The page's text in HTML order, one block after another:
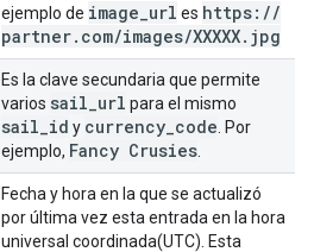
ejemplo de image url es https: //
partner. com/images/XXXXX. jpg
Es la clave secundaria que permite
varios sail url para el mismo
sail id y currency code . Por
ejemplo, Fancy Crusies
Fecha y hora en la que se actualizó
por última vez esta entrada en la hora
universal coordinada(UTC). Esta